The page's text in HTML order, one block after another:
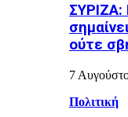
ΣΥΡΙΖΑ:
ούτε
7
Πολιτική